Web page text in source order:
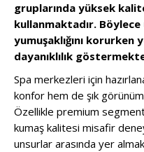
gruplarında yüksek
kullanmaktadır.
yumuşaklığını korurken
dayanıklılık
Spa merkezleri için
konfor hem de şık
Özellikle premium
kumaş kalitesi misafir
unsurlar arasında yer